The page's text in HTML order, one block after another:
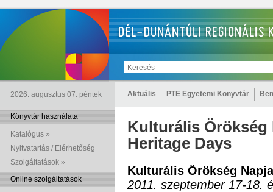
2026. augusztus 07. péntek Aktuális PTE Egyetemi Könyvtár
Könyvtár használata
Katalógus »
Nyitvatartás / Elérhetőség
Szolgáltatások »
Online szolgáltatások
Kulturális Örökség
Heritage Days
Kulturális Örökség
2011. szeptember 17-18.